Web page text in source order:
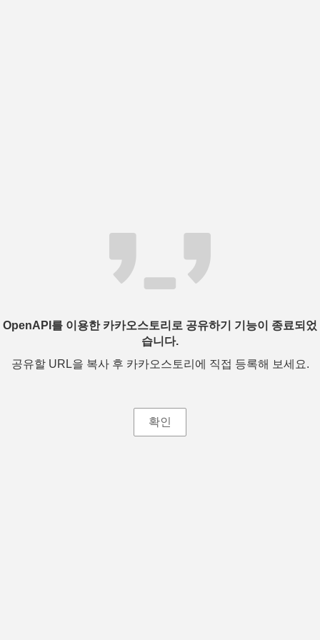
OpenAPI를 이용한 카카오스토리로 공유하기 기능이 종료되었
습니다.
공유할 URL을 복사 후 카카오스토리에 직접 등록해 보세요.
확인